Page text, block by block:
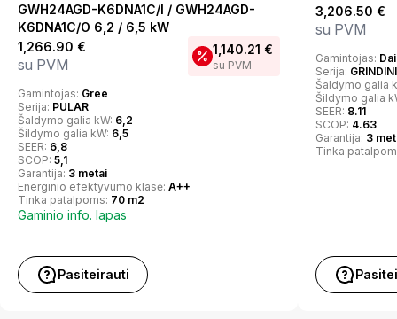
GWH24AGD-K6DNA1C/I / GWH24AGD-
K6DNA1C/O 6,2 / 6,5 kW
1,266.90 €
su PVM
1,140.21 €
su PVM
Gamintojas: Gree
Serija: PULAR
Šaldymo galia kW: 6,2
Šildymo galia kW: 6,5
SEER: 6,8
SCOP: 5,1
Garantija: 3 metai
Energinio efektyvumo klasė: A++
Tinka patalpoms: 70 m2
Gaminio info. lapas
Pasiteirauti
3,206.50 €
su PVM
Gamintojas:
Serija:
Šaldymo galia
Šildymo galia
SEER: 8.11
SCOP: 4.63
Garantija: 3
Tinka